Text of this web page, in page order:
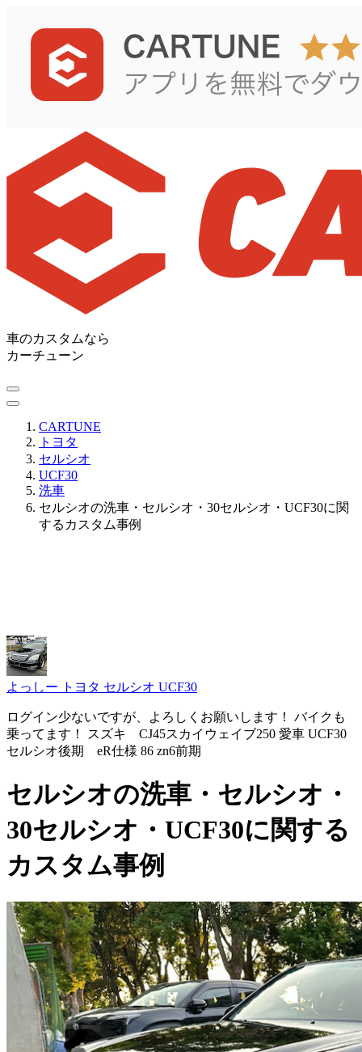
車のカスタムなら
カーチューン
CARTUNE
トヨタ
セルシオ
UCF30
洗車
セルシオの洗車・セルシオ・30セルシオ・UCF30に関
するカスタム事例
よっしー トヨタ セルシオ UCF30
ログイン少ないですが、よろしくお願いします！ バイクも
乗ってます！ スズキ CJ45スカイウェイブ250 愛車 UCF30
セルシオ後期 eR仕様 86 zn6前期
セルシオの洗車・セルシオ・
30セルシオ・UCF30に関する
カスタム事例